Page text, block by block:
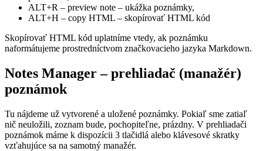
ALT+R – preview note – ukážka poznámky,
ALT+H – copy HTML – skopírovať HTML kód
Skopírovať HTML kód uplatníme vtedy, ak poznámku
naformátujeme prostredníctvom značkovacieho jazyka Markdown.
Notes Manager – prehliadač (manažér)
poznámok
Tu nájdeme už vytvorené a uložené poznámky. Pokiaľ sme zatiaľ
nič neuložili, zoznam bude, pochopiteľne, prázdny. V prehliadači
poznámok máme k dispozícii 3 tlačidlá alebo klávesové skratky
vzťahujúce sa na samotný manažér.